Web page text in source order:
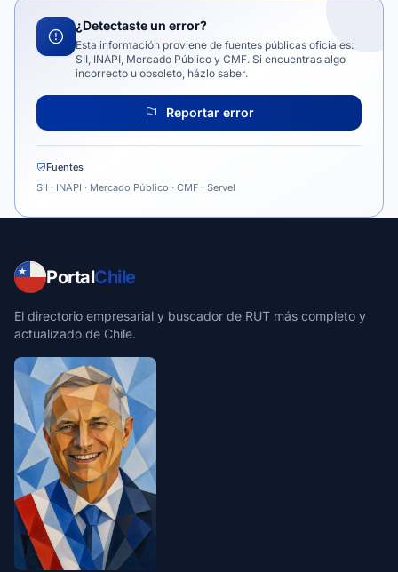
¿Detectaste un error?
Esta información proviene de fuentes públicas oficiales:
SII, INAPI, Mercado Público y CMF. Si encuentras algo
incorrecto u obsoleto, házlo saber.
Reportar error
Fuentes
SII · INAPI · Mercado Público · CMF · Servel
PortalChile
El directorio empresarial y buscador de RUT más completo y
actualizado de Chile.